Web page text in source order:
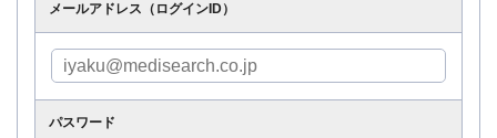
メールアドレス（ログインID）
パスワード